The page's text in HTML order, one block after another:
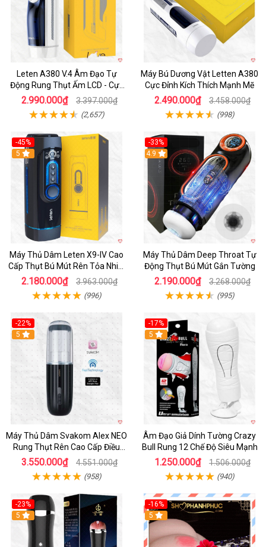
Leten A380 V.4 Âm Đạo Tự
Động Rung Thụt Ấm LCD - Cực
Phê
2.990.000₫ 3.397.000₫
(2,657)
Máy Bú Dương Vật Letten A380
Cực Đỉnh Kích Thích Mạnh Mẽ
2.490.000₫ 3.458.000₫
(998)
-45%
Hot
5
Máy Thủ Dâm Leten X9-IV Cao
Cấp Thụt Bú Mút Rên Tỏa Nhiệt
Sạc Pin
2.180.000₫ 3.963.000₫
(996)
-33%
Hot
4.9
Máy Thủ Dâm Deep Throat Tự
Động Thụt Bú Mút Gắn Tường
2.190.000₫ 3.268.000₫
(995)
-22%
5
Máy Thủ Dâm Svakom Alex NEO
Rung Thụt Rên Cao Cấp Điều
Khiển App
3.550.000₫ 4.551.000₫
(958)
-17%
5
Âm Đạo Giả Dính Tường Crazy
Bull Rung 12 Chế Độ Siêu Mạnh
1.250.000₫ 1.506.000₫
(940)
-23%
5
-16%
5